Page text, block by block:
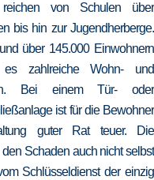
von Schulen über
bis hin zur Jugendherberge.
über 145.000 Einwohnern
zahlreiche Wohn- und
Bei einem Tür- oder
ist für die Bewohner
guter Rat teuer. Die
Schaden auch nicht selbst
Schlüsseldienst der einzig